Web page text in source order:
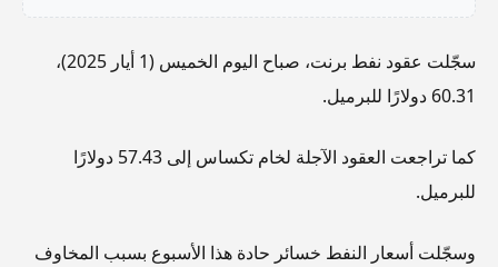
سجّلت عقود نفط برنت، صباح اليوم الخميس (1 أيار 2025)،
60.31 دولارًا للبرميل.
كما تراجعت العقود الآجلة لخام تكساس إلى 57.43 دولارًا
للبرميل.
وسجّلت أسعار النفط خسائر حادة هذا الأسبوع بسبب المخاوف